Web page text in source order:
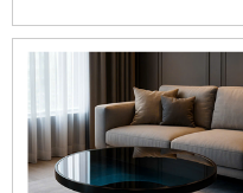
AURORA HỒNG ÁNH KIM
ÁNH SÁNG